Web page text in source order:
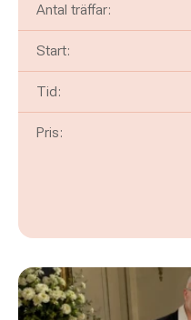
Antal träffar:
Start:
Tid:
Pris: